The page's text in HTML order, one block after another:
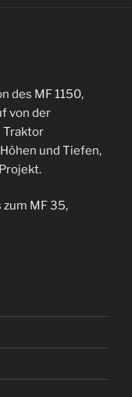
des MF 1150,
von der
Traktor
und Tiefen,
MF 35,